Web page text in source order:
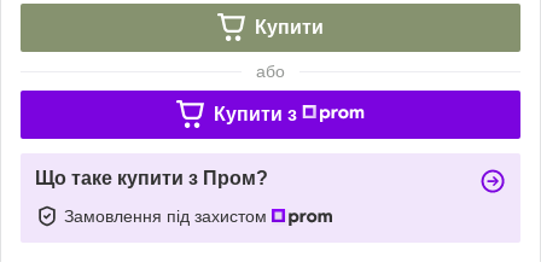
Купити
або
Купити з
Що таке купити з Пром?
Замовлення під захистом